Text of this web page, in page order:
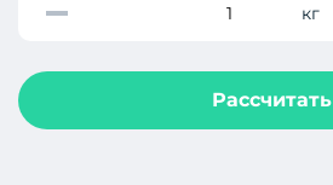
кг
Рассчитать